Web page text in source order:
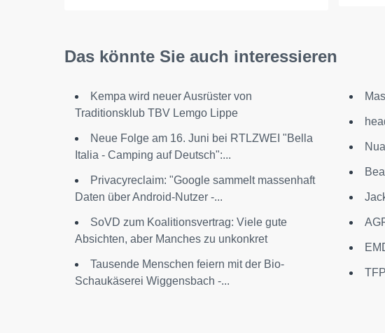
Das könnte Sie auch interessieren
Kempa wird neuer Ausrüster von
Traditionsklub TBV Lemgo Lippe
Neue Folge am 16. Juni bei RTLZWEI "Bella
Italia - Camping auf Deutsch":...
Privacyreclaim: "Google sammelt massenhaft
Daten über Android-Nutzer -...
SoVD zum Koalitionsvertrag: Viele gute
Absichten, aber Manches zu unkonkret
​Tausende Menschen feiern mit der Bio-
Schaukäserei Wiggensbach -...